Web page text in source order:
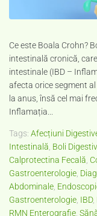
Ce este Boala Crohn?
intestinală cronică,
intestinale (IBD –
afecta orice segment
la anus, însă cel mai
Inflamația...
Tags: Afecțiuni
Intestinală Boli
Calprotectina Fecală
Gastroenterologie
Abdominale
Gastroenterologie IBD,
RMN Enterografie